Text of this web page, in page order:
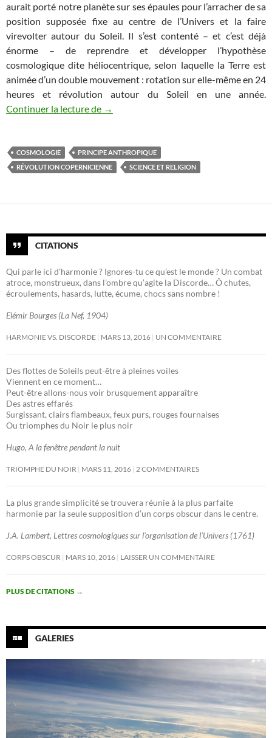
aurait porté notre planète sur ses épaules pour l’arracher de sa
position supposée fixe au centre de l’Univers et la faire
virevolter autour du Soleil. Il s’est contenté – et c’est déjà
énorme – de reprendre et développer l’hypothèse
cosmologique dite héliocentrique, selon laquelle la Terre est
animée d’un double mouvement : rotation sur elle-même en 24
heures et révolution autour du Soleil en une année.
Continuer la lecture de Les méfaits du finalisme cosmologique
→
COSMOLOGIE
PRINCIPE ANTHROPIQUE
RÉVOLUTION COPERNICIENNE
SCIENCE ET RELIGION
CITATIONS
Qui parle ici d’harmonie ? Ignores-tu ce qu’est le monde ? Un combat
atroce, monstrueux, dans l’ombre qu’agite la Discorde… Ô chutes,
écroulements, hasards, lutte, écume, chocs sans nombre !
Elémir Bourges (La Nef, 1904)
HARMONIE VS. DISCORDE MARS 13, 2016 UN COMMENTAIRE
Des flottes de Soleils peut-être à pleines voiles
Viennent en ce moment…
Peut-être allons-nous voir brusquement apparaître
Des astres effarés
Surgissant, clairs flambeaux, feux purs, rouges fournaises
Ou triomphes du Noir le plus noir
Hugo, A la fenêtre pendant la nuit
TRIOMPHE DU NOIR MARS 11, 2016 2 COMMENTAIRES
La plus grande simplicité se trouvera réunie à la plus parfaite
harmonie par la seule supposition d’un corps obscur dans le centre.
J.A. Lambert, Lettres cosmologiques sur l’organisation de l’Univers (1761)
CORPS OBSCUR MARS 10, 2016 LAISSER UN COMMENTAIRE
PLUS DE CITATIONS →
GALERIES